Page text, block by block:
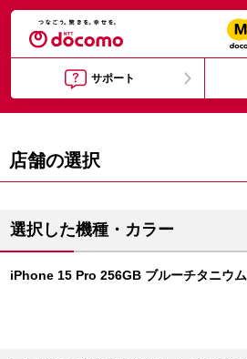
サポート
店舗の選択
選択した機種・カラー
iPhone 15 Pro 256GB ブルーチタニウム